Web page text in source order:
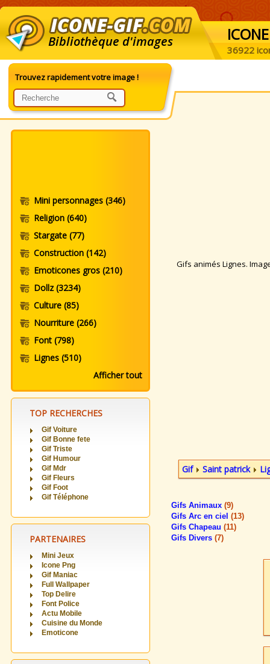
Bibliothèque d'images ICONE
36922
Trouvez rapidement votre image !
Mini personnages (346)
Religion (640)
Stargate (77)
Construction (142)
Emoticones gros (210)
Dollz(3234)
Culture (85)
Nourriture (266)
Font (798)
Lignes (510)
Afficher tout
TOP RECHERCHES
Gif Voiture
Gif Bonne fete
Gif Triste
Gif Humour
Gif Mdr
Gif Fleurs
Gif Foot
Gif Téléphone
PARTENAIRES
Mini Jeux
Icone Png
Gif Maniac
Full Wallpaper
Top Delire
Font Police
Actu Mobile
Cuisine du Monde
Emoticone
Gifs animés Lignes.
Gif Saint patrick
Gifs Animaux (9)
Gifs Arc en ciel (13)
Gifs Chapeau (11)
Gifs Divers (7)